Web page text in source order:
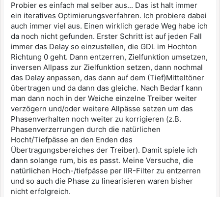
Probier es einfach mal selber aus... Das ist halt immer
ein iteratives Optimierungsverfahren. Ich probiere dabei
auch immer viel aus. Einen wirklich gerade Weg habe ich
da noch nicht gefunden. Erster Schritt ist auf jeden Fall
immer das Delay so einzustellen, die GDL im Hochton
Richtung 0 geht. Dann entzerren, Zielfunktion umsetzen,
inversen Allpass zur Zielfunktion setzen, dann nochmal
das Delay anpassen, das dann auf dem (Tief)Mitteltöner
übertragen und da dann das gleiche. Nach Bedarf kann
man dann noch in der Weiche einzelne Treiber weiter
verzögern und/oder weitere Allpässe setzen um das
Phasenverhalten noch weiter zu korrigieren (z.B.
Phasenverzerrungen durch die natürlichen
Hocht/Tiefpässe an den Enden des
Übertragungsbereiches der Treiber). Damit spiele ich
dann solange rum, bis es passt. Meine Versuche, die
natürlichen Hoch-/tiefpässe per IIR-Filter zu entzerren
und so auch die Phase zu linearisieren waren bisher
nicht erfolgreich.